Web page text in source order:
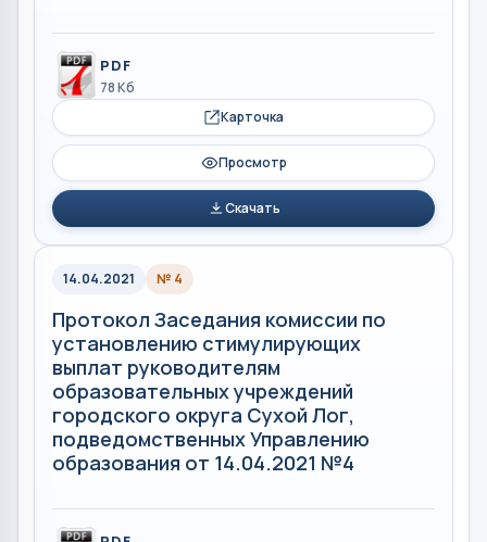
PDF
78 Кб
Карточка
Просмотр
Скачать
14.04.2021 № 4
Протокол Заседания комиссии по
установлению стимулирующих
выплат руководителям
образовательных учреждений
городского округа Сухой Лог,
подведомственных Управлению
образования от 14.04.2021 №4